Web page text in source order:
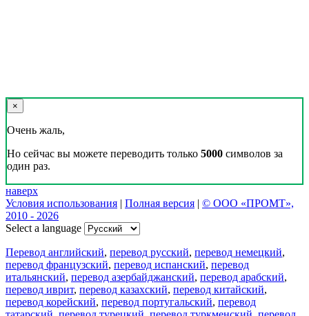
×
Очень жаль,
Но сейчас вы можете переводить только 5000 символов за
один раз.
наверх
Условия использования | Полная версия | © ООО «ПРОМТ»,
2010 - 2026
Select a language
Перевод английский, перевод русский, перевод немецкий,
перевод французский, перевод испанский, перевод
итальянский, перевод азербайджанский, перевод арабский,
перевод иврит, перевод казахский, перевод китайский,
перевод корейский, перевод португальский, перевод